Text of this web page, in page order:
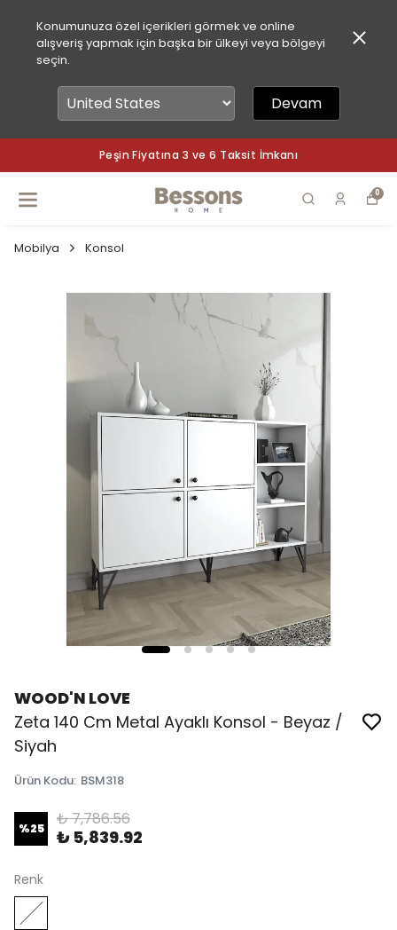
Konumunuza özel içerikleri görmek ve online
alışveriş yapmak için başka bir ülkeyi veya bölgeyi
seçin.
Devam
Peşin Fiyatına 3 ve 6 Taksit İmkanı
0
Mobilya Konsol
WOOD'N LOVE
Zeta 140 Cm Metal Ayaklı Konsol - Beyaz /
Siyah
Ürün Kodu: BSM318
%25 ₺ 7,786.56
₺ 5,839.92
Renk